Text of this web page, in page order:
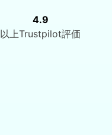
4.9
以上Trustpilot評価